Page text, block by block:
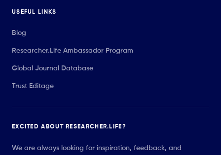
USEFUL LINKS
Blog
Researcher.Life Ambassador Program
Global Journal Database
Trust Editage
EXCITED ABOUT RESEARCHER.LIFE?
We are always looking for inspiration, feedback, and